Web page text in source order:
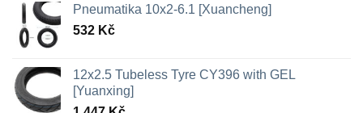
Pneumatika 10x2-6.1 [Xuancheng]
532 Kč
12x2.5 Tubeless Tyre CY396 with GEL
[Yuanxing]